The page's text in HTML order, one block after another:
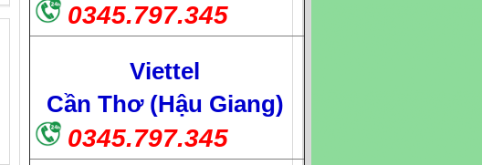
0345.797.345
Viettel
Cần Thơ (Hậu Giang)
0345.797.345